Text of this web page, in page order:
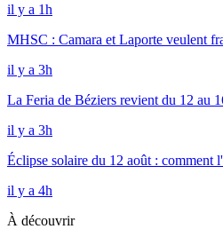
il y a 1h
MHSC : Camara et Laporte veulent
il y a 3h
La Feria de Béziers revient du 12 au
il y a 3h
Éclipse solaire du 12 août : comment
il y a 4h
À découvrir